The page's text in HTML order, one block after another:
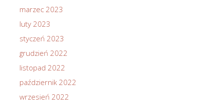
marzec 2023
luty 2023
styczeń 2023
grudzień 2022
listopad 2022
październik 2022
wrzesień 2022